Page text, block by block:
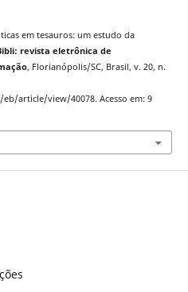
em tesauros: um estudo da
revista eletrônica de
, Florianópolis/SC, Brasil, v. 20, n.
article/view/40078. Acesso em: 9